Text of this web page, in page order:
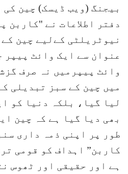
بیجنگ (ویب ڈیسک) چین
دفتر اطلاعات نے "کاربن
نیوٹریلٹی کےلیے چین
عنوان سے ایک وائٹ پیپر
وائٹ پیپرمیں نہ صرف
میں چین کے سبز تبدیلی
لیا گیا، بلکہ دنیا کو
بھی دیا گیا ہے کہ چین
طور پر اپنی ذمہ داری
کاربن” اہداف کو قومی
ہے اور حقیقی اور ٹھوس